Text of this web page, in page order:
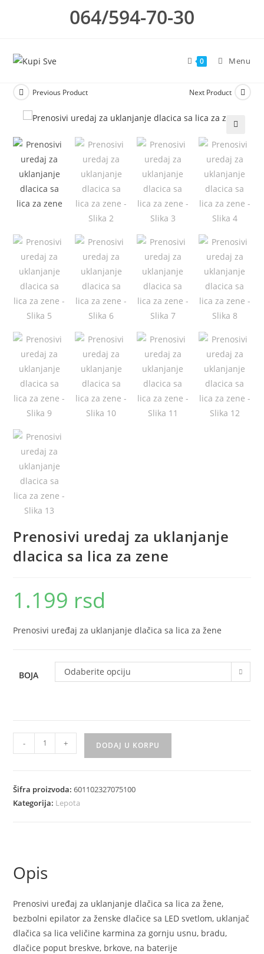
064/594-70-30
0 Menu
Previous Product Next Product
🔍
Prenosivi uredaj za uklanjanje
dlacica sa lica za zene
1.199 rsd
Prenosivi uređaj za uklanjanje dlačica sa lica za žene
BOJA Odaberite opciju
Prenosivi
uredaj
uklanjanje
dlacica
količina
- + DODAJ U KORPU
Šifra proizvoda:601102327075100
Kategorija: Lepota
Opis
Prenosivi uređaj za uklanjanje dlačica sa lica za žene,
bezbolni epilator za ženske dlačice sa LED svetlom, uklanjač
dlačica sa lica veličine karmina za gornju usnu, bradu,
dlačice poput breskve, brkove, na baterije